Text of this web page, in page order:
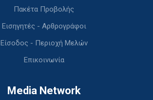
Πακέτα Προβολής
Εισηγητές - Αρθρογράφοι
Είσοδος - Περιοχή Μελών
Επικοινωνία
Media Network